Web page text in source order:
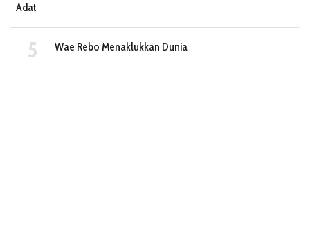
Adat
Wae Rebo Menaklukkan Dunia